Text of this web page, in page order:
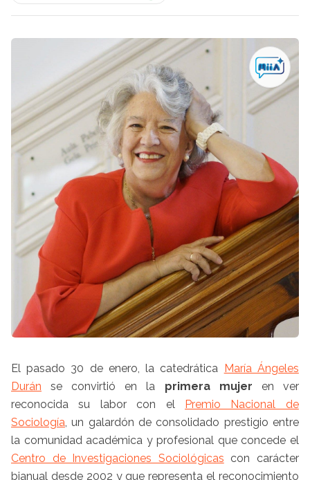
El pasado 30 de enero, la catedrática
María Ángeles
Durán se convirtió en la primera mujer en ver
reconocida su labor con el
Premio Nacional de
Sociología, un galardón de consolidado prestigio entre
la comunidad académica y profesional que concede el
Centro de Investigaciones Sociológicas con carácter
bianual desde 2002 y que representa el reconocimiento